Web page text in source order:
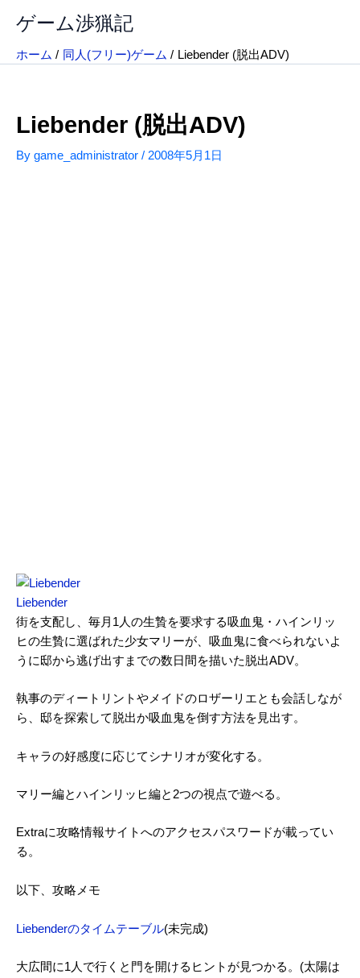
ス
ゲーム渉猟記
ホーム 同人(フリー)ゲーム Liebender (脱出ADV)
Liebender (脱出ADV)
By game_administrator / 2008年5月1日
Liebender
街を支配し、毎月1人の生贄を要求する吸血鬼・ハインリッ
ヒの生贄に選ばれた少女マリーが、吸血鬼に食べられないよ
うに邸から逃げ出すまでの数日間を描いた脱出ADV。
執事のディートリントやメイドのロザーリエとも会話しなが
ら、邸を探索して脱出か吸血鬼を倒す方法を見出す。
キャラの好感度に応じてシナリオが変化する。
マリー編とハインリッヒ編と2つの視点で遊べる。
Extraに攻略情報サイトへのアクセスパスワードが載ってい
る。
以下、攻略メモ
Liebenderのタイムテーブル(未完成)
大広間に1人で行くと門を開けるヒントが見つかる。(太陽は